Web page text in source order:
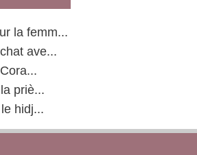
la femm...
ave...
priè...
hidj...